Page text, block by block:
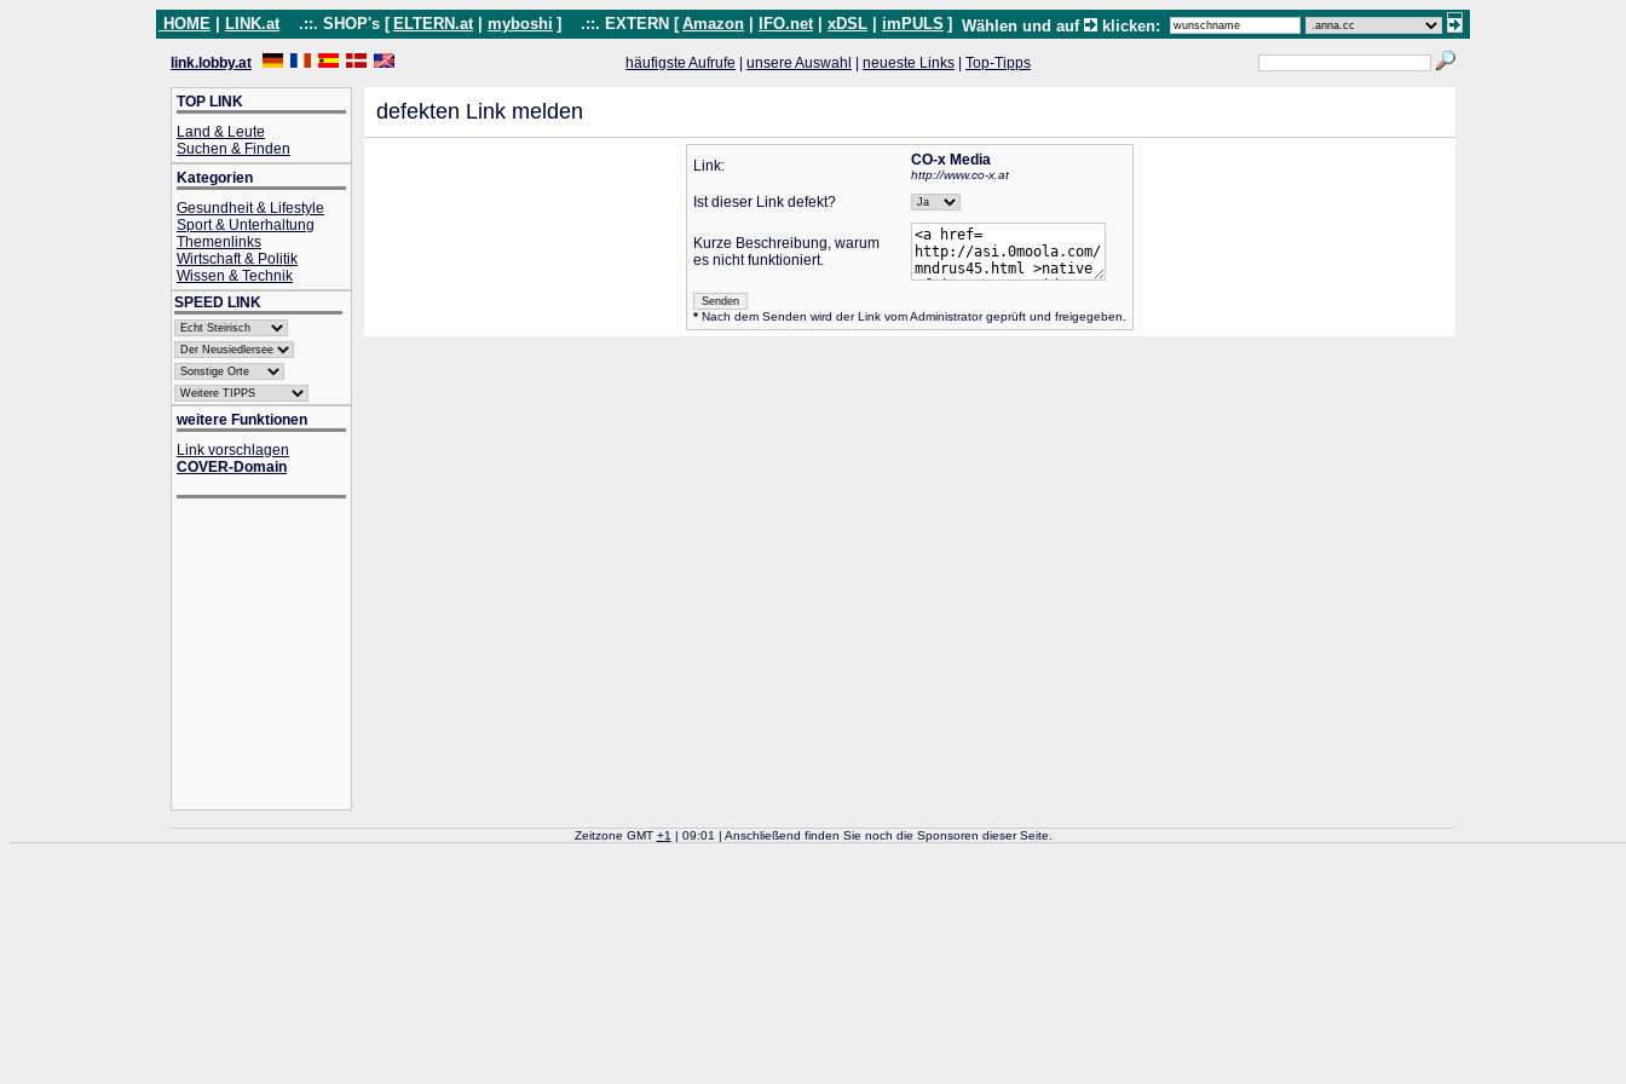
HOME LINK.at .::. SHOP's [ ELTERN.at myboshi ] .::. EXTERN [ Amazon IFO.net xDSL imPULS ] Wählen und auf klicken:
link.lobby.at häufigste Aufrufe unsere Auswahl neueste Links Top-Tipps
TOP LINK
Land & Leute
Suchen & Finden
Kategorien
Gesundheit & Lifestyle
Sport & Unterhaltung
Themenlinks
Wirtschaft & Politik
Wissen & Technik
SPEED LINK
weitere Funktionen
Link vorschlagen
COVER-Domain
defekten Link melden
Link: CO-x Media
http://www.co-x.at
Ist dieser Link defekt?
Kurze Beschreibung, warum
es nicht funktioniert.
* Nach dem Senden wird der Link vom Administrator geprüft und freigegeben.
Zeitzone GMT +1 | 09:01 | Anschließend finden Sie noch die Sponsoren dieser Seite.